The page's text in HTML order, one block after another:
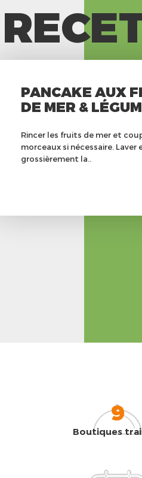
PANCAKE AUX
DE MER &
Rincer les fruits de mer et
morceaux si nécessaire. Laver
grossièrement la..
9
Boutiques